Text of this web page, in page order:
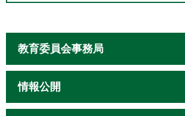
教育委員会事務局
情報公開